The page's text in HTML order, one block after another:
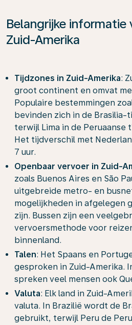
Belangrijke informatie
Zuid-Amerika
Tijdzones in Zuid-Amerika:
groot continent en omvat
Populaire bestemmingen
bevinden zich in de Brasilia-
terwijl Lima in de Peruaanse
Het tijdverschil met
7 uur.
Openbaar vervoer in Zuid-
zoals Buenos Aires en São
uitgebreide metro- en
mogelijkheden in afgelegen
zijn. Bussen zijn een
vervoersmethode voor
binnenland.
Talen: Het Spaans en
gesproken in Zuid-Amerika.
spreken veel mensen ook
Valuta: Elk land in Zuid-
valuta. In Brazilië wordt de
gebruikt, terwijl Peru de